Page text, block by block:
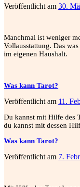
Veröffentlicht am 30.
Manchmal ist weniger
Vollausstattung. Das
im eigenen Haushalt.
Was kann Tarot?
Veröffentlicht am 11.
Du kannst mit Hilfe des
du kannst mit dessen
Was kann Tarot?
Veröffentlicht am 7.